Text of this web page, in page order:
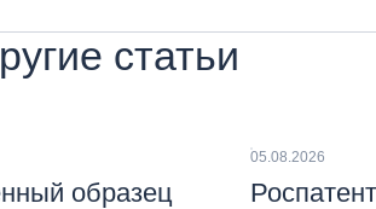
статьи
образец
05.08.2026